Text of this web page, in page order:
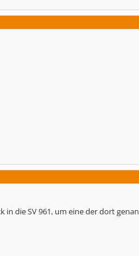
die SV 961, um eine der dort